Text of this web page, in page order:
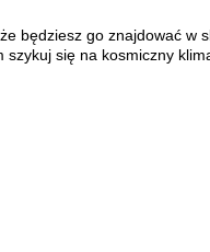
będziesz go znajdować w
się na kosmiczny